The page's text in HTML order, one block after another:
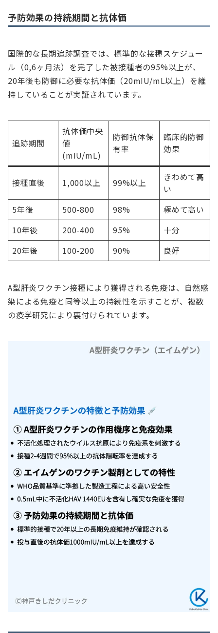
予防効果の持続期間と抗体価
国際的な長期追跡調査では、標準的な接種スケジュー
ル（0,6ヶ月法）を完了した被接種者の95%以上が、
20年後も防御に必要な抗体価（20mIU/mL以上）を維
持していることが実証されています。
追跡期間
抗体価中央
値
(mIU/mL)
防御抗体保
有率
臨床的防御
効果
接種直後 1,000以上 99%以上
きわめて高
い
5年後
500-800 98%
極めて高い
10年後
200-400 95%
十分
20年後
100-200 90% 良好
A型肝炎ワクチン接種により獲得される免疫は、自然感
染による免疫と同等以上の持続性を示すことが、複数
の疫学研究により裏付けられています。